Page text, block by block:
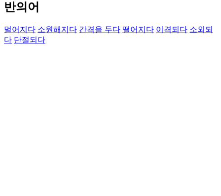
반의어
멀어지다 소원해지다 간격을 두다 떨어지다 이격되다 소외되
다 단절되다